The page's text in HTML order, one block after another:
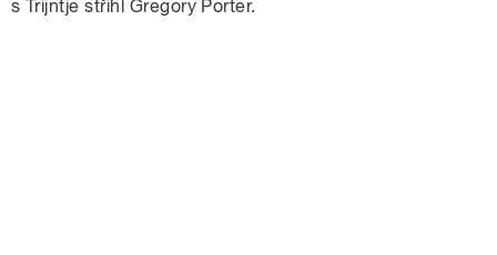
s Trijntje střihl Gregory Porter.